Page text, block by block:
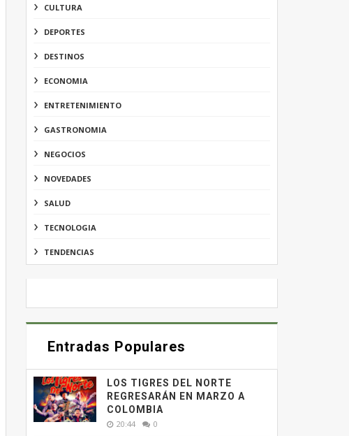
CULTURA
DEPORTES
DESTINOS
ECONOMIA
ENTRETENIMIENTO
GASTRONOMIA
NEGOCIOS
NOVEDADES
SALUD
TECNOLOGIA
TENDENCIAS
Entradas Populares
LOS TIGRES DEL NORTE
REGRESARÁN EN MARZO A
COLOMBIA
20:44 0